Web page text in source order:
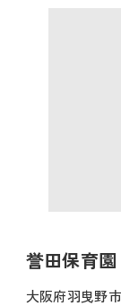
誉田保育園
大阪府羽曳野